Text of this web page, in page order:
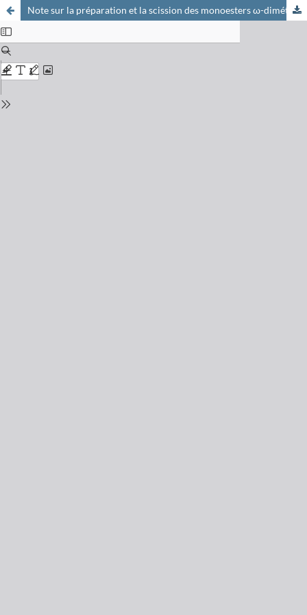
Note sur la préparation et la scission des monoesters ω-diméthylamino (triméthylammonium)-propyl (butyl)-sulfuriques